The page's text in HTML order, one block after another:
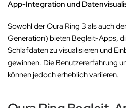
App-Integration und
Sowohl der Oura Ring 3 als auch
Generation) bieten Begleit-Apps,
Schlafdaten zu visualisieren und
gewinnen. Die Benutzererfahrung
können jedoch erheblich variieren.